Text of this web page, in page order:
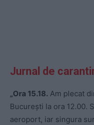
Jurnal de
„Ora 15.18. Am plecat
București la ora 12.00.
aeroport, iar singura